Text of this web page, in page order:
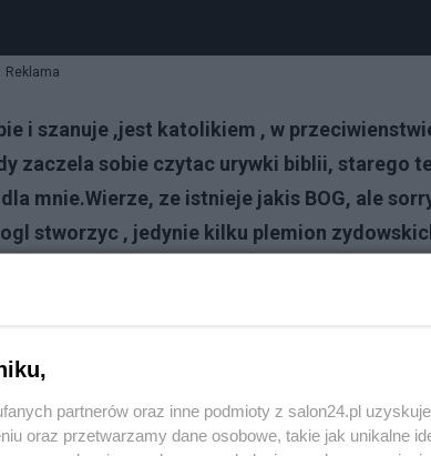
Reklama
i szanuje ,jest katolikiem , w
zaczela sobie czytac urywki biblii, starego
mnie.Wierze, ze istnieje jakis BOG, ale
stworzyc , jedynie kilku plemion
uwierzyli w to inni, a oni odniesli z tego
sie da.Jezeli cos sie nie zgadzalo ,mamy
partnerów oraz inne podmioty z salon24.pl
oraz przetwarzamy dane osobowe, takie jak unikalne